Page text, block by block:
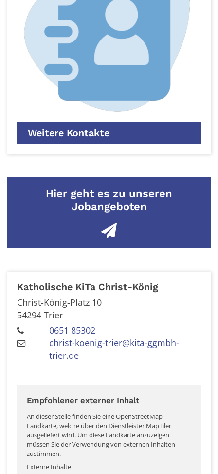
Weitere Kontakte
Hier geht es zu unseren
Jobangeboten
Katholische KiTa Christ-König
Christ-König-Platz 10
54294 Trier
0651 85302
christ-koenig-trier@kita-ggmbh-
trier.de
Empfohlener externer Inhalt
An dieser Stelle finden Sie eine OpenStreetMap
Landkarte, welche über den Dienstleister MapTiler
ausgeliefert wird. Um diese Landkarte anzuzeigen
müssen Sie der Verwendung von externen Inhalten
zustimmen.
Externe Inhalte